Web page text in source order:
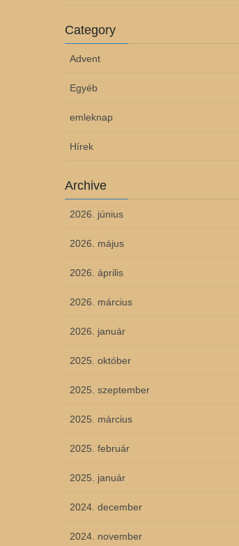
Category
Advent
Egyéb
emleknap
Hírek
Archive
2026. június
2026. május
2026. április
2026. március
2026. január
2025. október
2025. szeptember
2025. március
2025. február
2025. január
2024. december
2024. november